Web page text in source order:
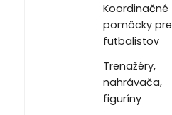
Koordinačné
pomôcky pre
futbalistov
Trenažéry,
nahrávača,
figuríny